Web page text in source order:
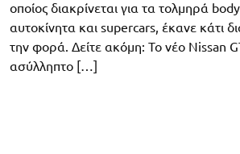
οποίος διακρίνεται για τα τολμηρά
αυτοκίνητα και supercars, έκανε κάτι
την φορά. Δείτε ακόμη: Το νέο Nissan
ασύλληπτο […]